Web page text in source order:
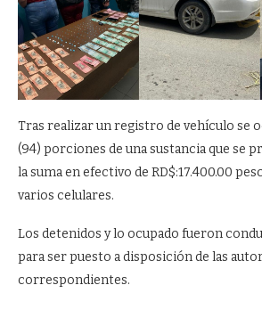
Tras realizar un registro de vehículo se
(94) porciones de una sustancia que se
la suma en efectivo de RD$:17.400.00
varios celulares.
Los detenidos y lo ocupado fueron
para ser puesto a disposición de las
correspondientes.